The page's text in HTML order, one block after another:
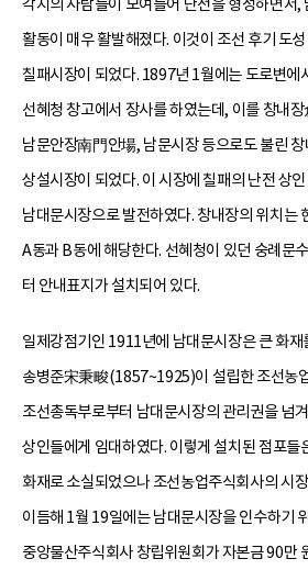
각지의 사람들이 모여들어 난전을 형성하면서,
활동이 매우 활발해졌다. 이것이 조선 후기 도
칠패시장이 되었다. 1897년 1월에는 도로변에
선혜청 창고에서 장사를 하였는데, 이를 창내
남문안장南門안場, 남문시장 등으로도 불린
상설시장이 되었다. 이 시장에 칠패의 난전 상
남대문시장으로 발전하였다. 창내장의 위치는
A동과 B동에 해당한다. 선혜청이 있던 숭례문
터 안내표지가 설치되어 있다.
일제강점기인 1911년에 남대문시장은 큰 화재
송병준宋秉畯(1857~1925)이 설립한 조선농
조선총독부로부터 남대문시장의 관리권을 넘
상인들에게 임대하였다. 이렇게 설치된 점포
화재로 소실되었으나 조선농업주식회사의 시
이듬해 1월 19일에는 남대문시장을 인수하기
중앙물산주식회사 창립위원회가 자본금 90만